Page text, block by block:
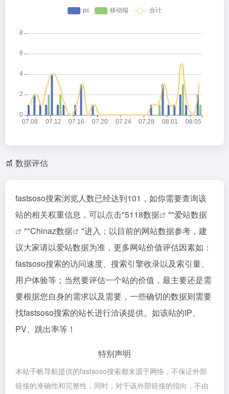
数据评估
fastsoso搜索浏览人数已经达到101，如你需要查询该
站的相关权重信息，可以点击"5118数据 ""爱站数据
""Chinaz数据
"进入；以目前的网站数据参考，建
议大家请以爱站数据为准，更多网站价值评估因素如：
fastsoso搜索的访问速度、搜索引擎收录以及索引量、
用户体验等；当然要评估一个站的价值，最主要还是需
要根据您自身的需求以及需要，一些确切的数据则需要
找fastsoso搜索的站长进行洽谈提供。如该站的IP、
PV、跳出率等！
特别声明
本站千帆导航提供的fastsoso搜索都来源于网络，不保证外部
链接的准确性和完整性，同时，对于该外部链接的指向，不由